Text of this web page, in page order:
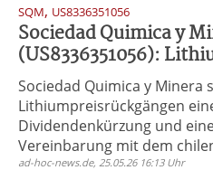
SQM, US8336351056
Sociedad Quimica y
(US8336351056):
Sociedad Quimica y Minera
Lithiumpreisrückgängen
Dividendenkürzung und
Vereinbarung mit dem
ad-hoc-news.de, 25.05.26 16:13 Uhr